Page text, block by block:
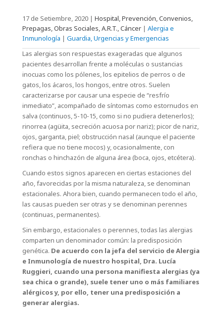
17 de Setiembre, 2020 | Hospital, Prevención, Convenios,
Prepagas, Obras Sociales, A.R.T., Cáncer | Alergia e
Inmunología | Guardia, Urgencias y Emergencias
Las alergias son respuestas exageradas que algunos
pacientes desarrollan frente a moléculas o sustancias
inocuas como los pólenes, los epitelios de perros o de
gatos, los ácaros, los hongos, entre otros. Suelen
caracterizarse por causar una especie de “resfrío
inmediato”, acompañado de síntomas como estornudos en
salva (continuos, 5-10-15, como si no pudiera detenerlos);
rinorrea (agüita, secreción acuosa por nariz); picor de nariz,
ojos, garganta, piel; obstrucción nasal (aunque el paciente
refiera que no tiene mocos) y, ocasionalmente, con
ronchas o hinchazón de alguna área (boca, ojos, etcétera).
Cuando estos signos aparecen en ciertas estaciones del
año, favorecidas por la misma naturaleza, se denominan
estacionales. Ahora bien, cuando permanecen todo el año,
las causas pueden ser otras y se denominan perennes
(continuas, permanentes).
Sin embargo, estacionales o perennes, todas las alergias
comparten un denominador común: la predisposición
genética. De acuerdo con la jefa del servicio de Alergia
e Inmunología de nuestro hospital, Dra. Lucía
Ruggieri, cuando una persona manifiesta alergias (ya
sea chica o grande), suele tener uno o más familiares
alérgicos y, por ello, tener una predisposición a
generar alergias.